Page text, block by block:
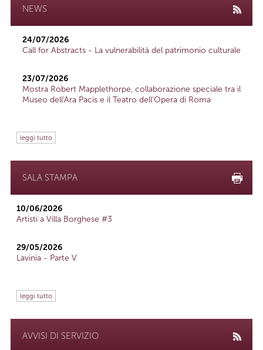
NEWS
24/07/2026
Call for Abstracts - La vulnerabilità del patrimonio culturale
23/07/2026
Mostra Robert Mapplethorpe, collaborazione speciale tra il
Museo dell'Ara Pacis e il Teatro dell'Opera di Roma
leggi tutto
SALA STAMPA
10/06/2026
Artisti a Villa Borghese #3
29/05/2026
Lavinia - Parte V
leggi tutto
AVVISI DI SERVIZIO